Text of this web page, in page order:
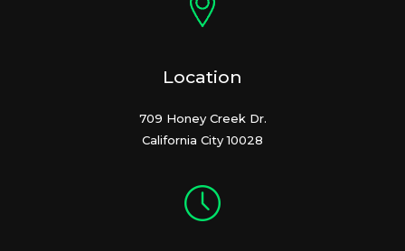
Location
709 Honey Creek Dr.
California City 10028